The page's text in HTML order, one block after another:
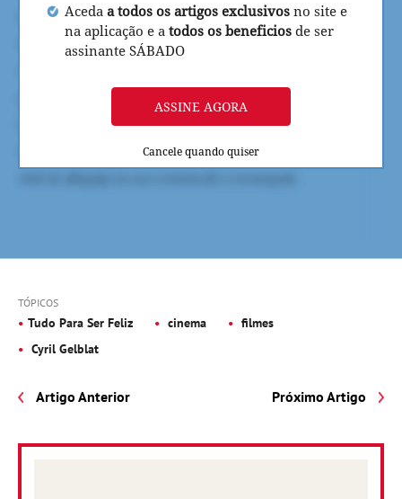
Aceda a todos os artigos exclusivos no site e
na aplicação e a todos os beneficios de ser
assinante SÁBADO
ASSINE AGORA
Cancele quando quiser
TÓPICOS
Tudo Para Ser Feliz cinema
filmes
Cyril Gelblat
Artigo Anterior Próximo Artigo